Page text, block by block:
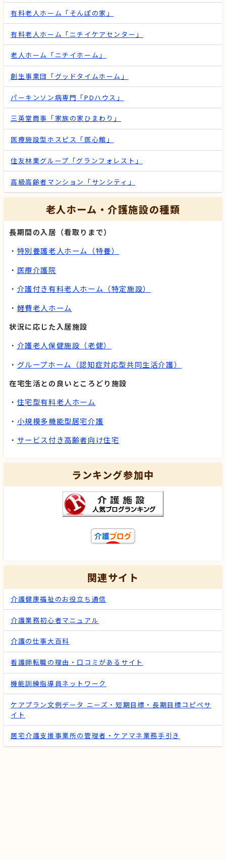
有料老人ホーム「そんぽの家」
有料老人ホーム「ニチイケアセンター」
老人ホーム「ニチイホーム」
創生事業団「グッドタイムホーム」
パーキンソン病専門「PDハウス」
三英堂商事「家族の家ひまわり」
医療施設型ホスピス「医心館」
住友林業グループ「グランフォレスト」
高級高齢者マンション「サンシティ」
老人ホーム・介護施設の種類
長期間の入居（看取りまで）
・ 特別養護老人ホーム（特養）
・ 医療介護院
・ 介護付き有料老人ホーム（特定施設）
・ 軽費老人ホーム
状況に応じた入居施設
・ 介護老人保健施設（老健）
・ グループホーム（認知症対応型共同生活介護）
在宅生活との良いところどり施設
・ 住宅型有料老人ホーム
・ 小規模多機能型居宅介護
・ サービス付き高齢者向け住宅
ランキング参加中
関連サイト
介護健康福祉のお役立ち通信
介護業務初心者マニュアル
介護の仕事大百科
看護師転職の理由・口コミがあるサイト
機能訓練指導員ネットワーク
ケアプラン文例データ ニーズ・短期目標・長期目標コピペサ
イト
居宅介護支援事業所の管理者・ケアマネ業務手引き